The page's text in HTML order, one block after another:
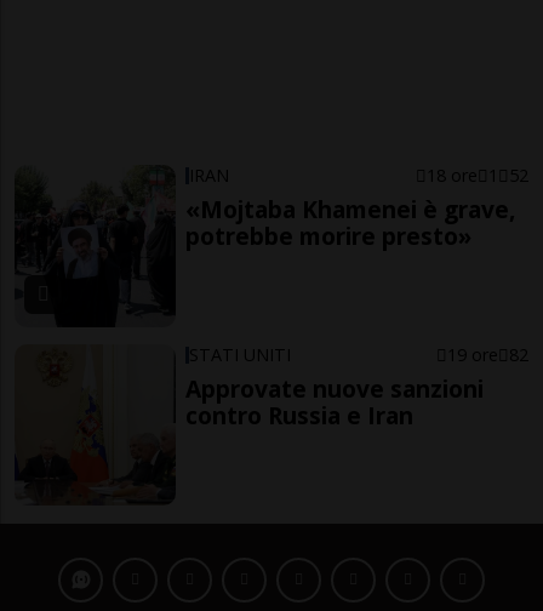
IRAN 18 ore 1 52
«Mojtaba Khamenei è grave,
potrebbe morire presto»
STATI UNITI 19 ore 82
Approvate nuove sanzioni
contro Russia e Iran